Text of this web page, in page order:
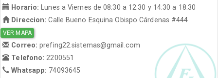
Horario:
Lunes a Viernes de 08:30 a 12:30 y 14:30 a 18:30
Direccion: Calle Bueno Esquina Obispo Cárdenas #444
VER MAPA
Correo:prefing22.sistemas@gmail.com
Telefono: 2200551
Whatsapp: 74093645